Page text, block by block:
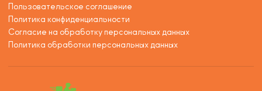
Пользовательское соглашение
Политика конфиденциальности
Согласие на обработку персональных данных
Политика обработки персональных данных